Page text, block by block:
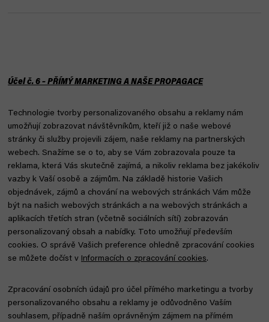
Účel č. 6 – PŘÍMÝ MARKETING A NAŠE PROPAGACE
Technologie tvorby personalizovaného obsahu a reklamy nám
umožňují zobrazovat návštěvníkům, kteří již o naše webové
stránky či služby projevili zájem, naše reklamy na partnerských
webech. Snažíme se o to, aby se Vám zobrazovala pouze ta
reklama, která Vás skutečně zajímá, a nikoliv reklama bez jakékoliv
vazby k Vaší osobě a zájmům. Na základě historie Vašich
objednávek, zájmů a chování na webových stránkách Vám může
být na našich webových stránkách a na webových stránkách a
aplikacích třetích stran (včetně sociálních sítí) zobrazován
personalizovaný obsah a nabídky. Toto umožňují především
cookies. O správě Vašich preference ohledně zpracování cookies
se můžete dočíst v Informacích o zpracování cookies.
Zpracování osobních údajů pro účel přímého marketingu a tvorby
personalizovaného obsahu a reklamy je odůvodněno Vaším
souhlasem, případně naším oprávněným zájmem na přímém